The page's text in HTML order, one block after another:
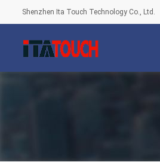
Shenzhen Ita Touch Technology Co., Ltd.